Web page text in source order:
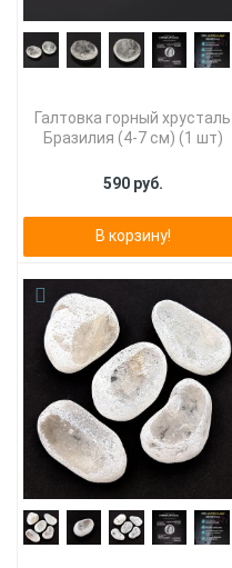
Галтовка горный хрусталь
Бразилия (4-7 см) (1 шт)
590 руб.
В корзину!